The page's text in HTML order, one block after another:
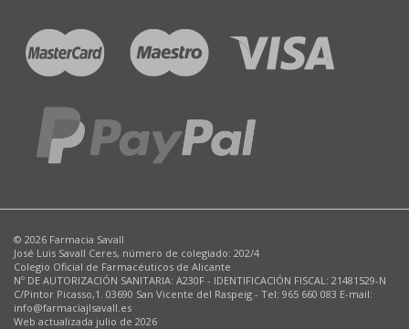
© 2026 Farmacia Savall
José Luis Savall Ceres, número de colegiado: 202/4
Colegio Oficial de Farmacéuticos de Alicante
Nº DE AUTORIZACIÓN SANITARIA: A230F - IDENTIFICACIÓN FISCAL: 21481529-N
C/Pintor Picasso,1. 03690 San Vicente del Raspeig - Tel: 965 660 083 E-mail:
info@farmaciajlsavall.es
Web actualizada julio de 2026